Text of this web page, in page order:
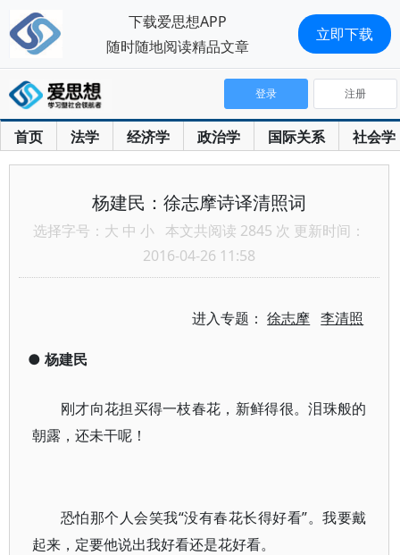
首页 法学 经济学 政治学 国际关系 社会学
登录 注册
杨建民：徐志摩诗译清照词
选择字号： 大 中 小 本文共阅读 2845 次 更新时间：
2016-04-26 11:58
进入专题：徐志摩 李清照
● 杨建民
刚才向花担买得一枝春花，新鲜得很。泪珠般的
朝露，还未干呢！
恐怕那个人会笑我“没有春花长得好看”。我要戴
起来，定要他说出我好看还是花好看。
下载爱思想APP
随时随地阅读精品文章
立即下载